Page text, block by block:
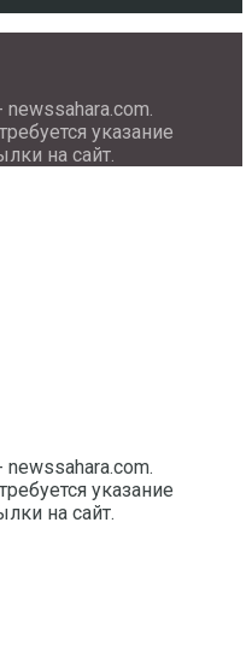
указание
на сайт.
указание
на сайт.